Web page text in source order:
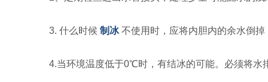
3. 什么时候 制冰不使用时，应将内胆内的余水倒
4.当环境温度低于0℃时，有结冰的可能。必须将水